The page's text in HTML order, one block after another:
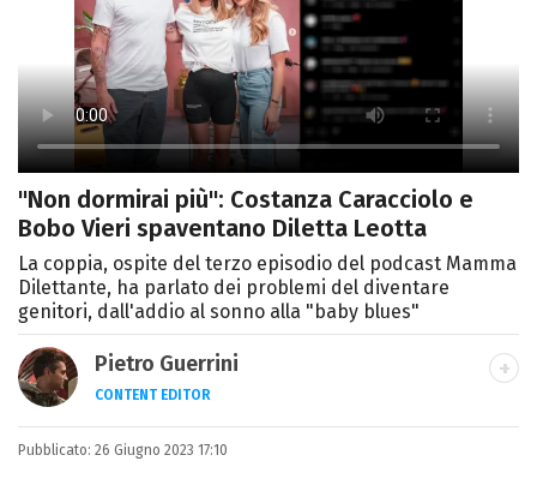
"Non dormirai più": Costanza Caracciolo e
Bobo Vieri spaventano Diletta Leotta
La coppia, ospite del terzo episodio del podcast Mamma
Dilettante, ha parlato dei problemi del diventare
genitori, dall'addio al sonno alla "baby blues"
Pietro Guerrini
CONTENT EDITOR
Laurea in Lettere, smania di viaggi e
passione per i cartoni (della pizza e della
Pubblicato: 26 Giugno 2023 17:10